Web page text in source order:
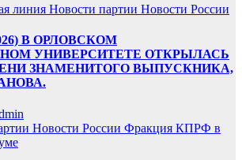
линия Новости партии Новости России
В ОРЛОВСКОМ
УНИВЕРСИТЕТЕ ОТКРЫЛАСЬ
ЗНАМЕНИТОГО ВЫПУСКНИКА,
Новости России Фракция КПРФ в